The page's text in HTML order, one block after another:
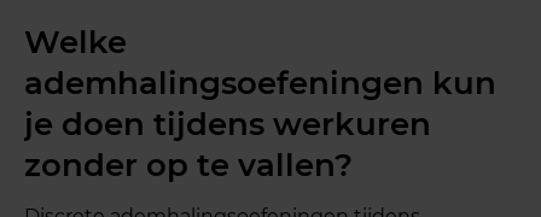
Welke
ademhalingsoefeningen kun
je doen tijdens werkuren
zonder op te vallen?